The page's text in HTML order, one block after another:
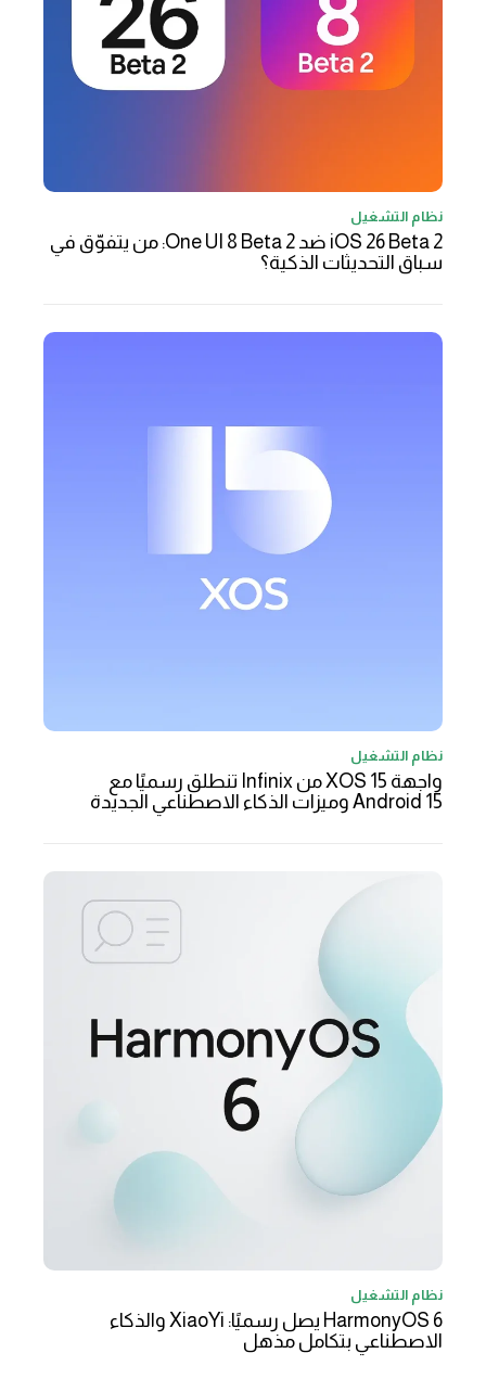
نظام التشغيل
iOS 26 Beta 2 ضد One UI 8 Beta 2: من يتفوّق في
سباق التحديثات الذكية؟
نظام التشغيل
واجهة XOS 15 من Infinix تنطلق رسميًا مع
Android 15 وميزات الذكاء الاصطناعي الجديدة
نظام التشغيل
HarmonyOS 6 يصل رسميًا: XiaoYi والذكاء
الاصطناعي بتكامل مذهل